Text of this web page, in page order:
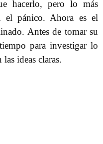
hacerlo, pero lo más
el pánico. Ahora es el
Antes de tomar su
para investigar lo
ideas claras.